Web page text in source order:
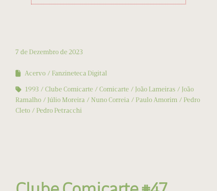
7 de Dezembro de 2023
Acervo
Fanzineteca Digital
1993
Clube Comicarte Comicarte João Lameiras
João
Ramalho
Júlio Moreira Nuno Correia Paulo Amorim
Pedro
Cleto
Pedro Petracchi